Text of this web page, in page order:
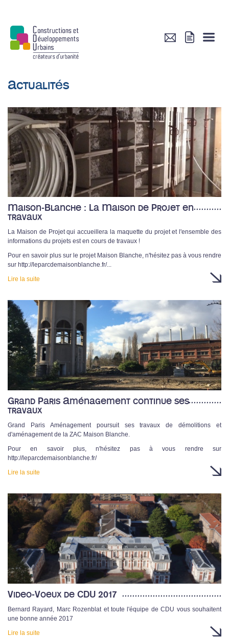
Actualités
Maison-Blanche : La Maison de Projet en
travaux
La Maison de Projet qui accueillera la maquette du projet et l'ensemble des
informations du projets est en cours de travaux !
Pour en savoir plus sur le projet Maison Blanche, n'hésitez pas à vous rendre
sur http://leparcdemaisonblanche.fr/...
Lire la suite
Grand Paris Aménagement continue ses
travaux
Grand Paris Aménagement poursuit ses travaux de démolitions et
d'aménagement de la ZAC Maison Blanche.
Pour en savoir plus, n'hésitez pas à vous rendre sur
http://leparcdemaisonblanche.fr/
Lire la suite
Video-Voeux de CDU 2017
Bernard Rayard, Marc Rozenblat et toute l'équipe de CDU vous souhaitent
une bonne année 2017
Lire la suite